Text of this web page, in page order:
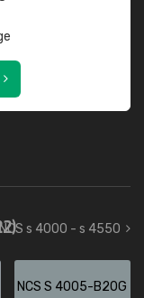
s 4000 - s 4550
NCS S 4005-B20G